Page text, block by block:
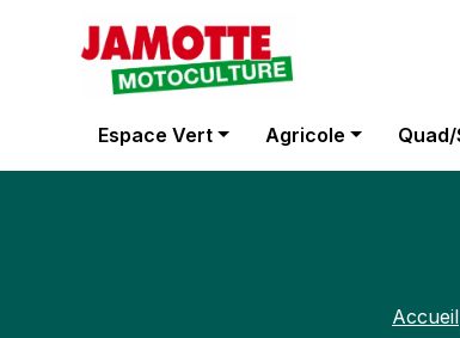
Espace Vert Agricole Quad/
Accueil